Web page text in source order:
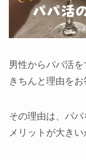
男性からパパ活を
きちんと理由をお
その理由は、パ
メリットが大きい